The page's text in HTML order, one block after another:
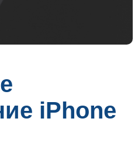
iPhone